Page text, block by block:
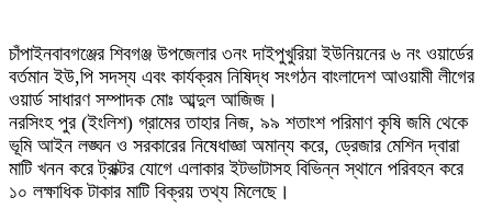
চাঁপাইনবাবগঞ্জের শিবগঞ্জ উপজেলার ৩নং দাইপুখুরিয়া ইউনিয়নের ৬ নং ওয়ার্ডের
বর্তমান ইউ,পি সদস্য এবং কার্যক্রম নিষিদ্ধ সংগঠন বাংলাদেশ আওয়ামী লীগের
ওয়ার্ড সাধারণ সম্পাদক মোঃ আব্দুল আজিজ।
নরসিংহ পুর (ইংলিশ) গ্রামের তাহার নিজ, ৯৯ শতাংশ পরিমাণ কৃষি জমি থেকে
ভূমি আইন লঙ্ঘন ও সরকারের নিষেধাজ্ঞা অমান্য করে, ড্রেজার মেশিন দ্বারা
মাটি খনন করে ট্রাক্টর যোগে এলাকার ইটভাটাসহ বিভিন্ন স্থানে পরিবহন করে
১০ লক্ষাধিক টাকার মাটি বিক্রয় তথ্য মিলেছে।